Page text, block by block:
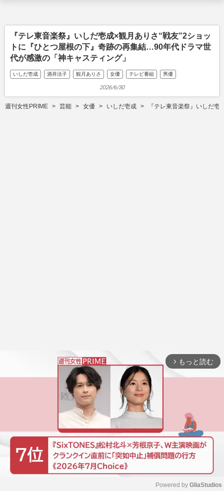
『テレ東音楽祭』いしだ壱成×観月ありさ“戦友”2ショッ
トに『ひとつ屋根の下』奇跡の再集結…90年代ドラマ世
代が感激の「神キャスティング」
いしだ壱成 酒井法子 観月ありさ 女優 テレビ番組 男優
2026/6/30
週刊女性PRIME 芸能 女優 いしだ壱成 『テレ東音楽祭』いしだ
arrow_forward_ios もっと読む
Powered by GliaStudios